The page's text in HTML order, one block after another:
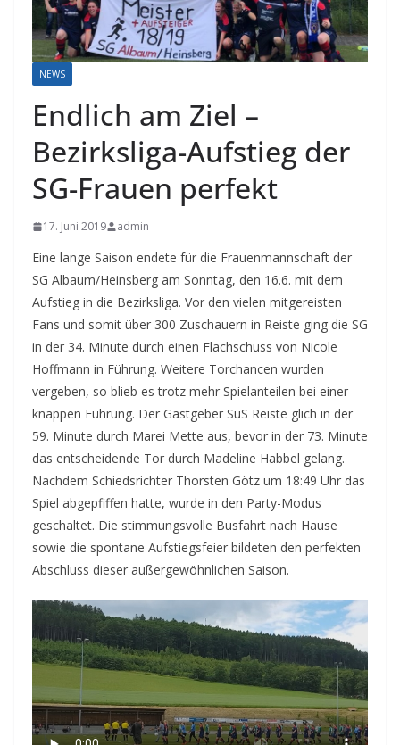
NEWS
Endlich am Ziel –
Bezirksliga-Aufstieg der
SG-Frauen perfekt
17. Juni 2019 admin
Eine lange Saison endete für die Frauenmannschaft der
SG Albaum/Heinsberg am Sonntag, den 16.6. mit dem
Aufstieg in die Bezirksliga. Vor den vielen mitgereisten
Fans und somit über 300 Zuschauern in Reiste ging die SG
in der 34. Minute durch einen Flachschuss von Nicole
Hoffmann in Führung. Weitere Torchancen wurden
vergeben, so blieb es trotz mehr Spielanteilen bei einer
knappen Führung. Der Gastgeber SuS Reiste glich in der
59. Minute durch Marei Mette aus, bevor in der 73. Minute
das entscheidende Tor durch Madeline Habbel gelang.
Nachdem Schiedsrichter Thorsten Götz um 18:49 Uhr das
Spiel abgepfiffen hatte, wurde in den Party-Modus
geschaltet. Die stimmungsvolle Busfahrt nach Hause
sowie die spontane Aufstiegsfeier bildeten den perfekten
Abschluss dieser außergewöhnlichen Saison.